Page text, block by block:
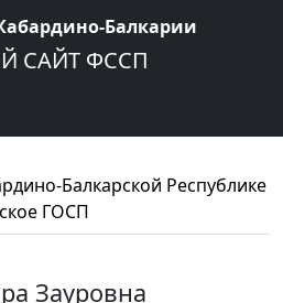
Балкарии
САЙТ ФССП
Балкарской Республике
ГОСП
Зауровна